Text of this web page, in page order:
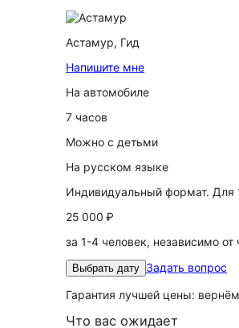
Астамур, Гид
Напишите мне
На автомобиле
7 часов
Можно с детьми
На русском языке
Индивидуальный формат. Для
25 000 ₽
за 1-4 человек, независимо от
Выбрать дату Задать вопрос
Гарантия лучшей цены:
Что вас ожидает